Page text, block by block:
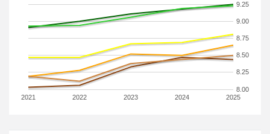
2021 2022 2023 2024 2025
8.00
8.25
8.50
8.75
9.00
9.25